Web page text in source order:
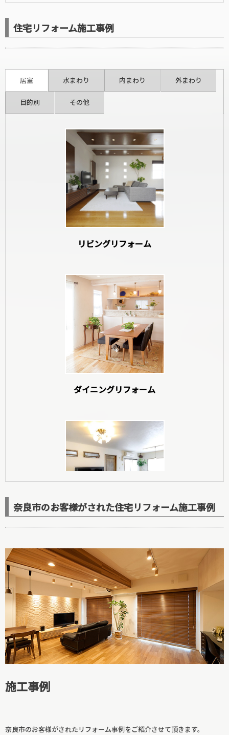
和室リフォーム
寝室リフォーム
廊下リフォーム
住宅リフォーム施工事例
居室 水まわり 内まわり 外まわり
目的別 その他
リビングリフォーム
ダイニングリフォーム
奈良市のお客様がされた住宅リフォーム施工事例
施工事例
奈良市のお客様がされたリフォーム事例をご紹介させて頂きます。